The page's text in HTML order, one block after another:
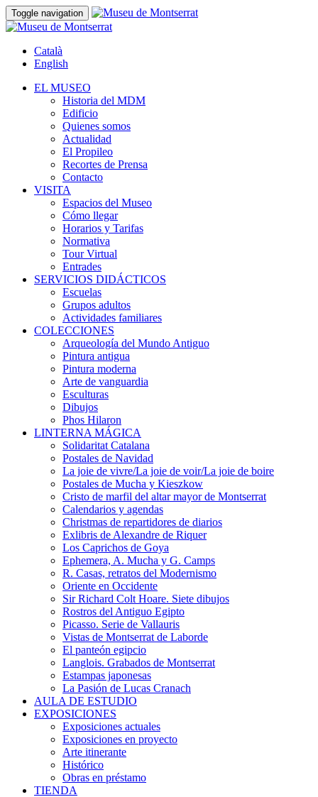
Toggle navigation
Català
English
EL MUSEO
Historia del MDM
Edificio
Quienes somos
Actualidad
El Propileo
Recortes de Prensa
Contacto
VISITA
Espacios del Museo
Cómo llegar
Horarios y Tarifas
Normativa
Tour Virtual
Entrades
SERVICIOS DIDÁCTICOS
Escuelas
Grupos adultos
Actividades familiares
COLECCIONES
Arqueología del Mundo Antiguo
Pintura antigua
Pintura moderna
Arte de vanguardia
Esculturas
Dibujos
Phos Hilaron
LINTERNA MÁGICA
Solidaritat Catalana
Postales de Navidad
La joie de vivre/La joie de voir/La joie de boire
Postales de Mucha y Kieszkow
Cristo de marfil del altar mayor de Montserrat
Calendarios y agendas
Christmas de repartidores de diarios
Exlibris de Alexandre de Riquer
Los Caprichos de Goya
Ephemera, A. Mucha y G. Camps
R. Casas, retratos del Modernismo
Oriente en Occidente
Sir Richard Colt Hoare. Siete dibujos
Rostros del Antiguo Egipto
Picasso. Serie de Vallauris
Vistas de Montserrat de Laborde
El panteón egipcio
Langlois. Grabados de Montserrat
Estampas japonesas
La Pasión de Lucas Cranach
AULA DE ESTUDIO
EXPOSICIONES
Exposiciones actuales
Exposiciones en proyecto
Arte itinerante
Histórico
Obras en préstamo
TIENDA